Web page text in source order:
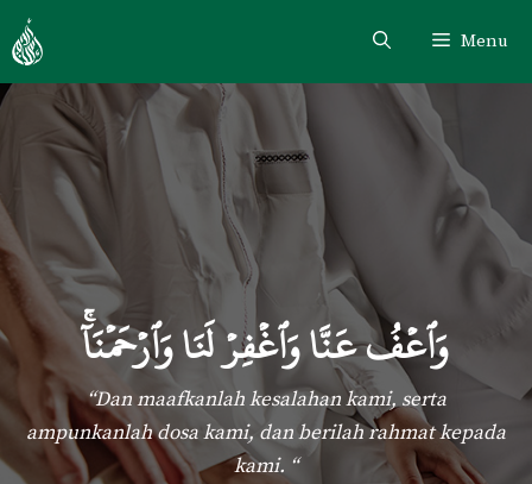
Skip
to
content
Menu
وَٱعۡفُ عَنَّا وَٱغۡفِرۡ لَنَا وَٱرۡحَمۡنَآ
“Dan maafkanlah kesalahan kami, serta
ampunkanlah dosa kami, dan berilah rahmat kepada
kami. “